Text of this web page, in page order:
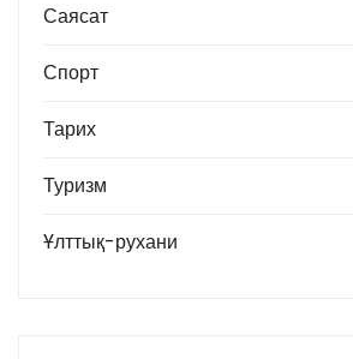
Саясат
Спорт
Тарих
Туризм
Ұлттық-рухани